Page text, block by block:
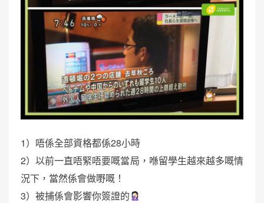
1）唔係全部資格都係28小時
2）以前一直唔緊唔要嘅當局，喺留學生越來越多嘅情
況下，當然係會做嘢嘅！
3）被捕係會影響你簽證的